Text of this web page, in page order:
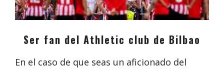
Ser fan del Athletic club de Bilbao
En el caso de que seas un aficionado del